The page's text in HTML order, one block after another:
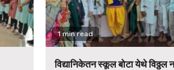
1 min read
विद्यानिकेतन स्कूल बोटा येथे विठ्ठल